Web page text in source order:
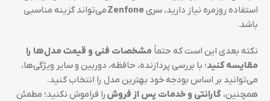
استفاده روزمره نیاز دارید، سریZenfoneمی‌تواند گزینه مناسبی
باشد.
نکته بعدی این است که حتماً مشخصات فنی و قیمت مدل‌ها را
مقایسه کنید؛ با بررسی پردازنده، حافظه، دوربین و سایر ویژگی‌ها،
می‌توانید بر اساس بودجه خود بهترین مدل را انتخاب کنید.
همچنین، گارانتی و خدمات پس از فروش را فراموش نکنید؛ مطمئن